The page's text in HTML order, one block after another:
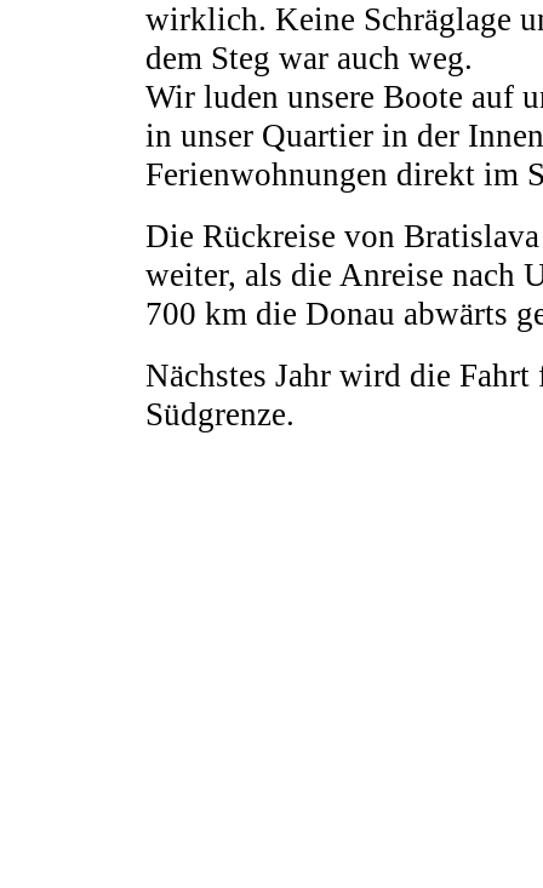
wirklich. Keine Schräglage
dem Steg war auch weg.
Wir luden unsere Boote auf
in unser Quartier in der
Ferienwohnungen direkt im
Die Rückreise von
weiter, als die Anreise nach
700 km die Donau abwärts
Nächstes Jahr wird die
Südgrenze.